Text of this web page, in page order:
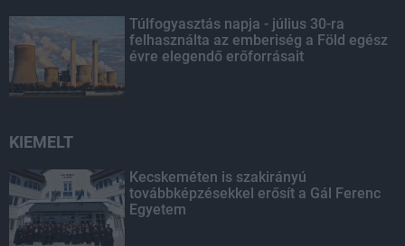
Túlfogyasztás napja - július 30-ra
felhasználta az emberiség a Föld egész
évre elegendő erőforrásait
KIEMELT
Kecskeméten is szakirányú
továbbképzésekkel erősít a Gál Ferenc
Egyetem